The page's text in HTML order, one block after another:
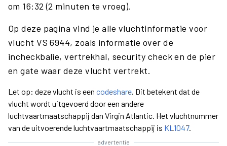
om 16:32 (2 minuten te vroeg).
Op deze pagina vind je alle vluchtinformatie voor
vlucht VS 6944, zoals informatie over de
incheckbalie, vertrekhal, security check en de pier
en gate waar deze vlucht vertrekt.
Let op: deze vlucht is een codeshare. Dit betekent dat de
vlucht wordt uitgevoerd door een andere
luchtvaartmaatschappij dan Virgin Atlantic. Het vluchtnummer
van de uitvoerende luchtvaartmaatschappij is KL1047.
advertentie